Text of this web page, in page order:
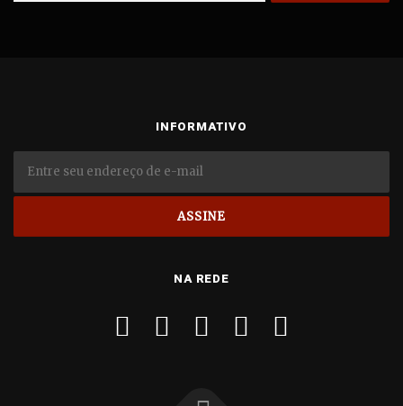
INFORMATIVO
NA REDE